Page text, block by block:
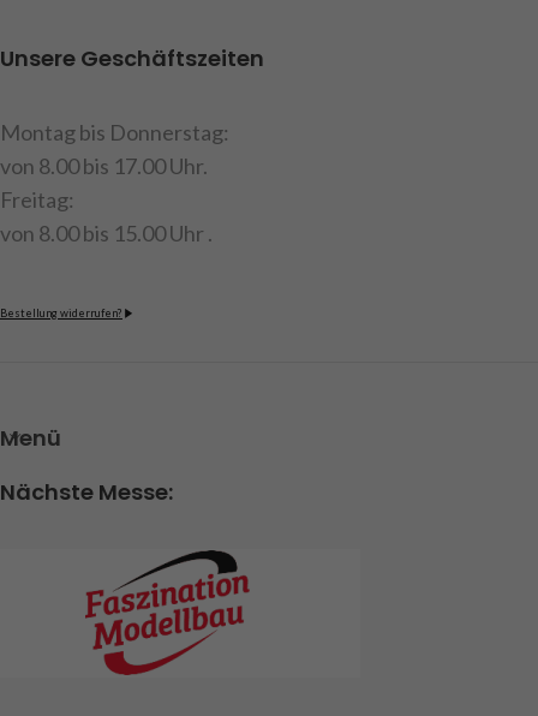
Unsere Geschäftszeiten
Montag bis Donnerstag:
von 8.00 bis 17.00 Uhr.
Freitag:
von 8.00 bis 15.00 Uhr .
Bestellung widerrufen?
Menü
Nächste Messe: